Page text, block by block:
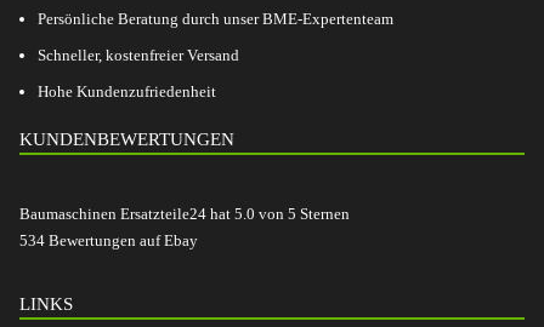
Persönliche Beratung durch unser BME-Expertenteam
Schneller, kostenfreier Versand
Hohe Kundenzufriedenheit
KUNDENBEWERTUNGEN
Baumaschinen Ersatzteile24 hat 5.0 von 5 Sternen
534 Bewertungen auf Ebay
LINKS